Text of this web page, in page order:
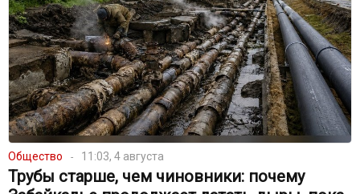
Общество 11:03, 4 августа
Трубы старше, чем чиновники: почему